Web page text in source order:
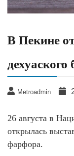
В Пекине
Metroadmin
26 августа в
открылась
фарфора.